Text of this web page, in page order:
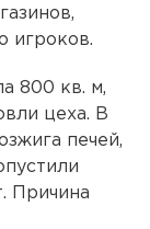
игроков.
800 кв. м,
цеха. В
печей,
Причина